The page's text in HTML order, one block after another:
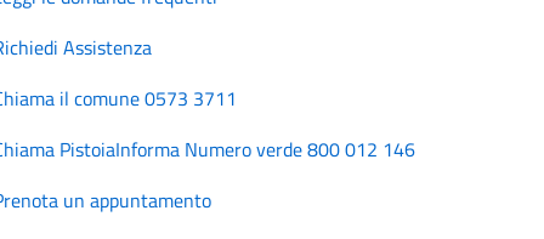
Assistenza
il comune 0573 3711
PistoiaInforma Numero verde 800 012 146
un appuntamento